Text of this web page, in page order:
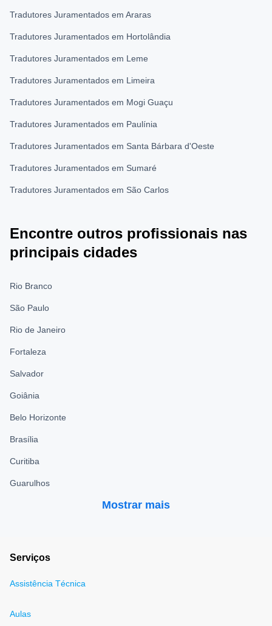
Tradutores Juramentados em Araras
Tradutores Juramentados em Hortolândia
Tradutores Juramentados em Leme
Tradutores Juramentados em Limeira
Tradutores Juramentados em Mogi Guaçu
Tradutores Juramentados em Paulínia
Tradutores Juramentados em Santa Bárbara d'Oeste
Tradutores Juramentados em Sumaré
Tradutores Juramentados em São Carlos
Encontre outros profissionais nas
principais cidades
Rio Branco
São Paulo
Rio de Janeiro
Fortaleza
Salvador
Goiânia
Belo Horizonte
Brasília
Curitiba
Guarulhos
Mostrar mais
Serviços
Assistência Técnica
Aulas